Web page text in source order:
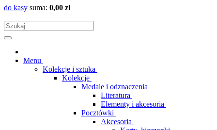
do kasy suma: 0,00 zł
Menu
Kolekcje i sztuka
Kolekcje
Medale i odznaczenia
Literatura
Elementy i akcesoria
Pocztówki
Akcesoria